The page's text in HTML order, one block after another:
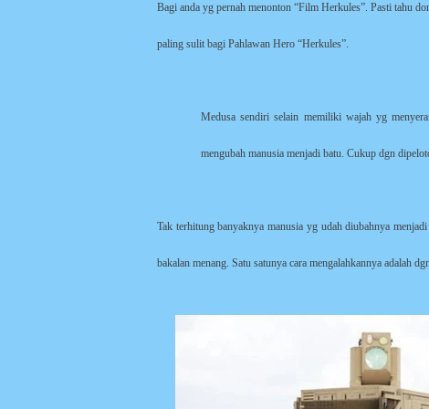
Bagi anda yg pernah menonton “Film Herkules”. Pasti tahu
paling sulit bagi Pahlawan Hero “Herkules”.
Medusa sendiri selain memiliki wajah yg
mengubah manusia menjadi batu. Cukup dgn
Tak terhitung banyaknya manusia yg udah diubahnya
bakalan menang. Satu satunya cara mengalahkannya adalah